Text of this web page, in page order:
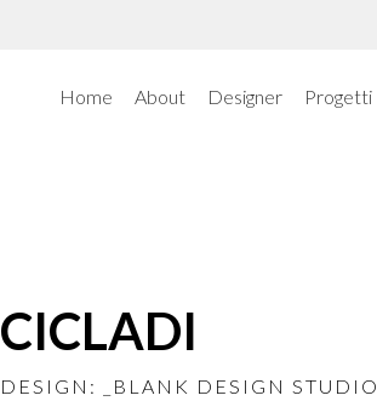
Home About Designer Progetti
CICLADI
DESIGN: _BLANK DESIGN STUDIO